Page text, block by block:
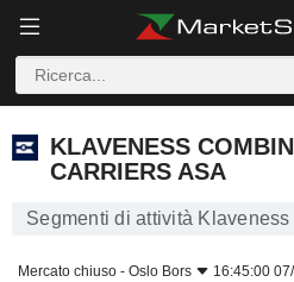
KLAVENESS
CARRIERS ASA
Segmenti di attività
Mercato chiuso - Oslo Bors 16:45:00